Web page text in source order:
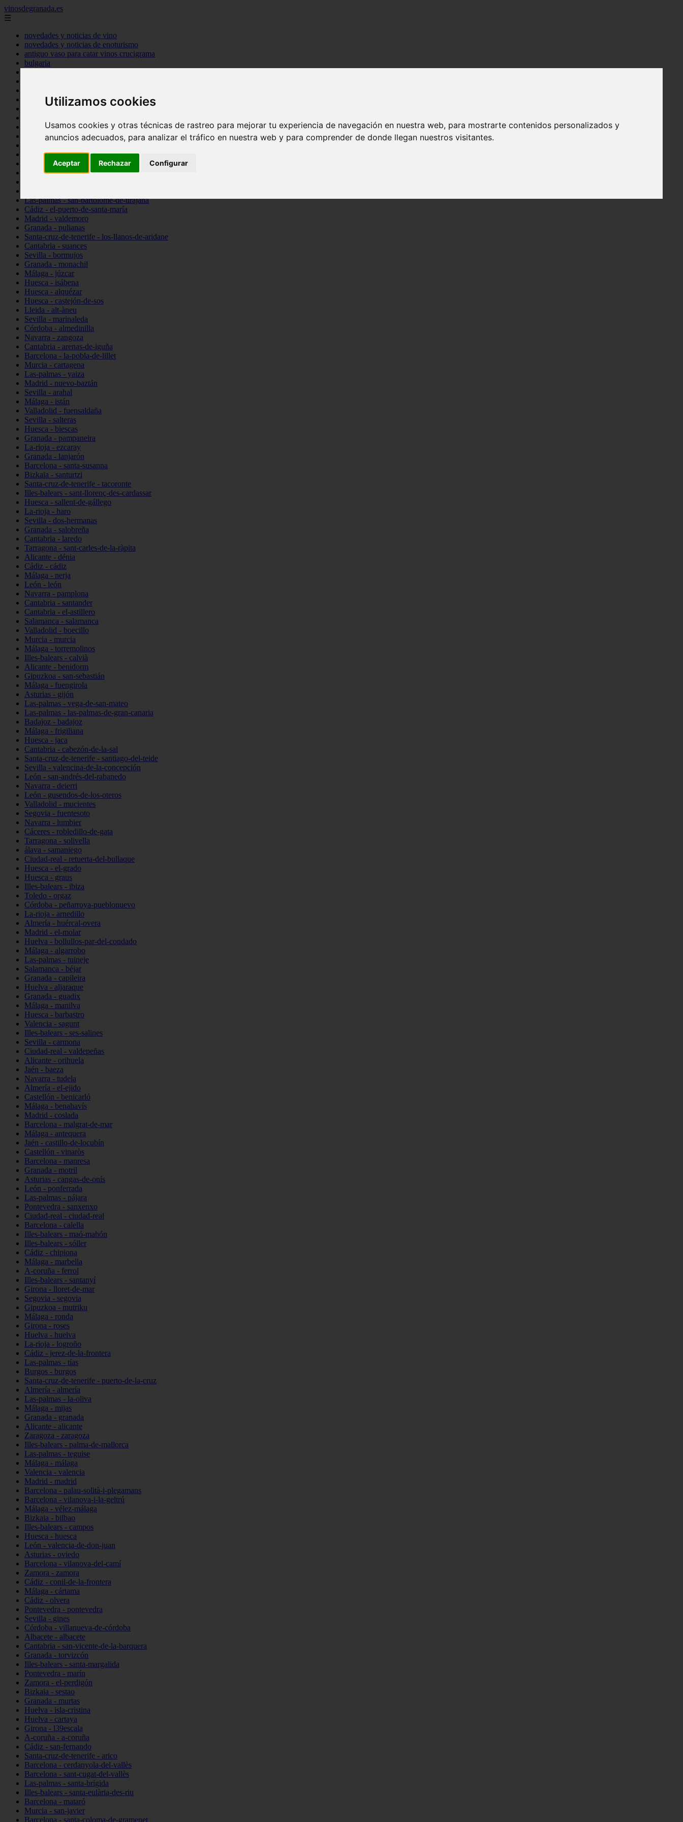
Utilizamos cookies
Usamos cookies y otras técnicas de rastreo para mejorar tu experiencia de navegación en nuestra web, para mostrarte contenidos personalizados y
anuncios adecuados, para analizar el tráfico en nuestra web y para comprender de donde llegan nuestros visitantes.
Aceptar Rechazar Configurar
vinosdegranada.es
☰
novedades y noticias de vino
novedades y noticias de enoturismo
antiguo vaso para catar vinos crucigrama
bulgaria
Córdoba - córdoba
Barcelona - barcelona
Ciudad-real - montiel
Santa-cruz-de-tenerife - guía-de-isora
La-rioja - casalarreina
Almería - roquetas-de-mar
Madrid - pozuelo-de-alarcón
Las-palmas - san-bartolomé-de-tirajana
Cádiz - el-puerto-de-santa-maría
Madrid - valdemoro
Granada - pulianas
Santa-cruz-de-tenerife - los-llanos-de-aridane
Cantabria - suances
Sevilla - bormujos
Granada - monachil
Málaga - júzcar
Huesca - isábena
Huesca - alquézar
Huesca - castejón-de-sos
Lleida - alt-àneu
Sevilla - marinaleda
Córdoba - almedinilla
Navarra - zangoza
Cantabria - arenas-de-iguña
Barcelona - la-pobla-de-lillet
Murcia - cartagena
Las-palmas - yaiza
Madrid - nuevo-baztán
Sevilla - arahal
Málaga - istán
Valladolid - fuensaldaña
Sevilla - salteras
Huesca - biescas
Granada - pampaneira
La-rioja - ezcaray
Granada - lanjarón
Barcelona - santa-susanna
Bizkaia - santurtzi
Santa-cruz-de-tenerife - tacoronte
Illes-balears - sant-llorenç-des-cardassar
Huesca - sallent-de-gállego
La-rioja - haro
Sevilla - dos-hermanas
Granada - salobreña
Cantabria - laredo
Tarragona - sant-carles-de-la-ràpita
Alicante - dénia
Cádiz - cádiz
Málaga - nerja
León - león
Navarra - pamplona
Cantabria - santander
Cantabria - el-astillero
Salamanca - salamanca
Valladolid - boecillo
Murcia - murcia
Málaga - torremolinos
Illes-balears - calvià
Alicante - benidorm
Gipuzkoa - san-sebastián
Málaga - fuengirola
Asturias - gijón
Las-palmas - vega-de-san-mateo
Las-palmas - las-palmas-de-gran-canaria
Badajoz - badajoz
Málaga - frigiliana
Huesca - jaca
Cantabria - cabezón-de-la-sal
Santa-cruz-de-tenerife - santiago-del-teide
Sevilla - valencina-de-la-concepción
León - san-andrés-del-rabanedo
Navarra - deierri
León - gusendos-de-los-oteros
Valladolid - mucientes
Segovia - fuentesoto
Navarra - lumbier
Cáceres - robledillo-de-gata
Tarragona - solivella
álava - samaniego
Ciudad-real - retuerta-del-bullaque
Huesca - el-grado
Huesca - graus
Illes-balears - ibiza
Toledo - orgaz
Córdoba - peñarroya-pueblonuevo
La-rioja - arnedillo
Almería - huércal-overa
Madrid - el-molar
Huelva - bollullos-par-del-condado
Málaga - algarrobo
Las-palmas - tuineje
Salamanca - béjar
Granada - capileira
Huelva - aljaraque
Granada - guadix
Málaga - manilva
Huesca - barbastro
Valencia - sagunt
Illes-balears - ses-salines
Sevilla - carmona
Ciudad-real - valdepeñas
Alicante - orihuela
Jaén - baeza
Navarra - tudela
Almería - el-ejido
Castellón - benicarló
Málaga - benahavís
Madrid - coslada
Barcelona - malgrat-de-mar
Málaga - antequera
Jaén - castillo-de-locubín
Castellón - vinaròs
Barcelona - manresa
Granada - motril
Asturias - cangas-de-onís
León - ponferrada
Las-palmas - pájara
Pontevedra - sanxenxo
Ciudad-real - ciudad-real
Barcelona - calella
Illes-balears - maó-mahón
Illes-balears - sóller
Cádiz - chipiona
Málaga - marbella
A-coruña - ferrol
Illes-balears - santanyí
Girona - lloret-de-mar
Segovia - segovia
Gipuzkoa - mutriku
Málaga - ronda
Girona - roses
Huelva - huelva
La-rioja - logroño
Cádiz - jerez-de-la-frontera
Las-palmas - tías
Burgos - burgos
Santa-cruz-de-tenerife - puerto-de-la-cruz
Almería - almería
Las-palmas - la-oliva
Málaga - mijas
Granada - granada
Alicante - alicante
Zaragoza - zaragoza
Illes-balears - palma-de-mallorca
Las-palmas - teguise
Málaga - málaga
Valencia - valencia
Madrid - madrid
Barcelona - palau-solità-i-plegamans
Barcelona - vilanova-i-la-geltrú
Málaga - vélez-málaga
Bizkaia - bilbao
Illes-balears - campos
Huesca - huesca
León - valencia-de-don-juan
Asturias - oviedo
Barcelona - vilanova-del-camí
Zamora - zamora
Cádiz - conil-de-la-frontera
Málaga - cártama
Cádiz - olvera
Pontevedra - pontevedra
Sevilla - gines
Córdoba - villanueva-de-córdoba
Albacete - albacete
Cantabria - san-vicente-de-la-barquera
Granada - torvizcón
Illes-balears - santa-margalida
Pontevedra - marín
Zamora - el-perdigón
Bizkaia - sestao
Granada - murtas
Huelva - isla-cristina
Huelva - cartaya
Girona - l39escala
A-coruña - a-coruña
Cádiz - san-fernando
Santa-cruz-de-tenerife - arico
Barcelona - cerdanyola-del-vallès
Barcelona - sant-cugat-del-vallès
Las-palmas - santa-brígida
Illes-balears - santa-eulària-des-riu
Barcelona - mataró
Murcia - san-javier
Barcelona - santa-coloma-de-gramenet